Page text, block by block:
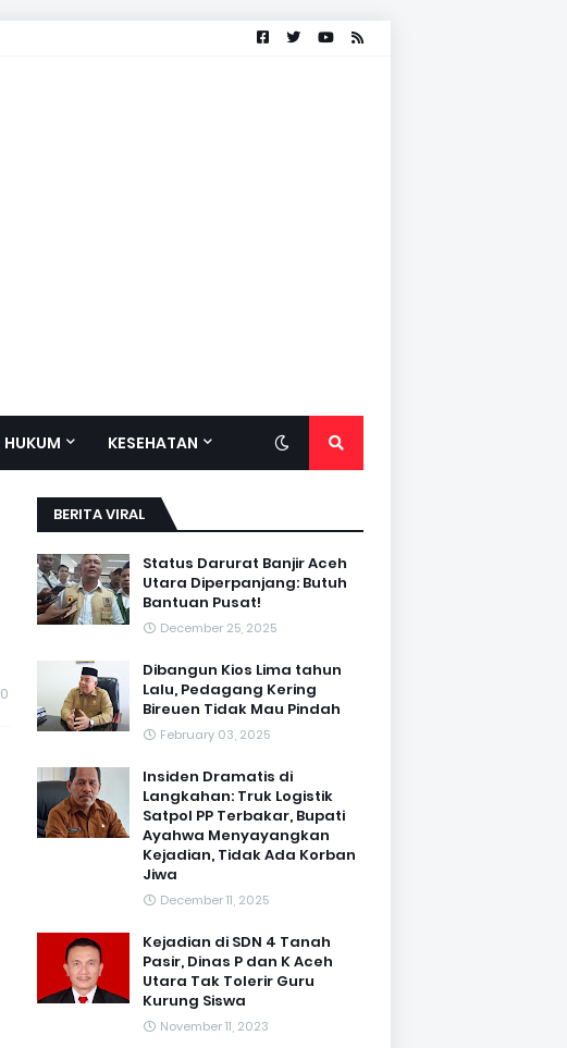
HUKUM KESEHATAN
0
BERITA VIRAL
Status Darurat Banjir Aceh
Utara Diperpanjang: Butuh
Bantuan Pusat!
December 25, 2025
Dibangun Kios Lima tahun
Lalu, Pedagang Kering
Bireuen Tidak Mau Pindah
February 03, 2025
Insiden Dramatis di
Langkahan: Truk Logistik
Satpol PP Terbakar, Bupati
Ayahwa Menyayangkan
Kejadian, Tidak Ada Korban
Jiwa
December 11, 2025
Kejadian di SDN 4 Tanah
Pasir, Dinas P dan K Aceh
Utara Tak Tolerir Guru
Kurung Siswa
November 11, 2023